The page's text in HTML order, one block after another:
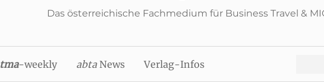
Das österreichische Fachmedium für Business Travel &
tma-weekly abtaNews Verlag-Infos